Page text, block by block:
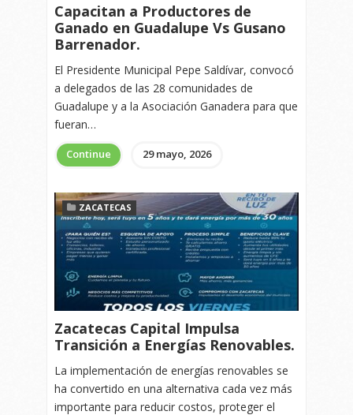
Capacitan a Productores de
Ganado en Guadalupe Vs Gusano
Barrenador.
El Presidente Municipal Pepe Saldívar, convocó
a delegados de las 28 comunidades de
Guadalupe y a la Asociación Ganadera para que
fueran…
Continue 29 mayo, 2026
ZACATECAS
Zacatecas Capital Impulsa
Transición a Energías Renovables.
La implementación de energías renovables se
ha convertido en una alternativa cada vez más
importante para reducir costos, proteger el